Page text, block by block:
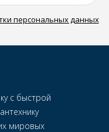
персональных данных
с быстрой
мировых